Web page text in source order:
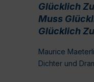
Glücklich
Muss
Glücklich
Maurice
Dichter und